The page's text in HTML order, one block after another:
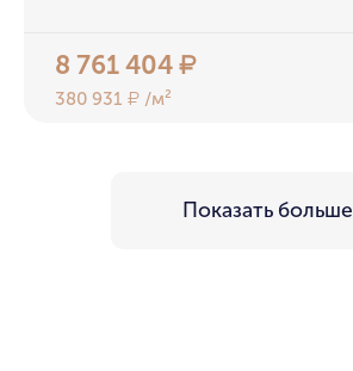
8 761 404₽
380 931₽ /м²
Показать больше